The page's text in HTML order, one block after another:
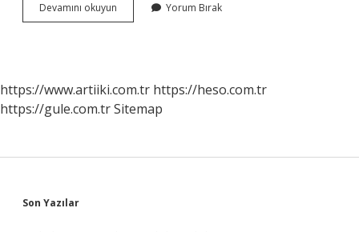
Devamını okuyun
Yks
Yorum Bırak
https://www.artiiki.com.tr https://heso.com.tr
https://gule.com.trSitemap
Sidebar
Son Yazılar